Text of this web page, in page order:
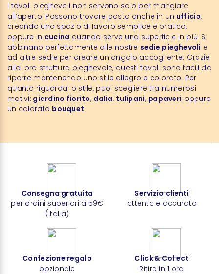
I tavoli pieghevoli non servono solo per mangiare
all’aperto. Possono trovare posto anche in un ufficio,
creando uno spazio di lavoro semplice e pratico,
oppure in cucina quando serve una superficie in più. Si
abbinano perfettamente alle nostre sedie pieghevoli e
ad altre sedie per creare un angolo accogliente. Grazie
alla loro struttura pieghevole, questi tavoli sono facili da
riporre mantenendo uno stile allegro e colorato. Per
quanto riguarda lo stile, puoi scegliere tra numerosi
motivi: giardino fiorito, dalia, tulipani, papaveri oppure
un colorato bouquet.
Consegna gratuita
per ordini superiori a 59€
(Italia)
Servizio clienti
attento e accurato
Confezione regalo
opzionale
Click & Collect
Ritiro in 1 ora